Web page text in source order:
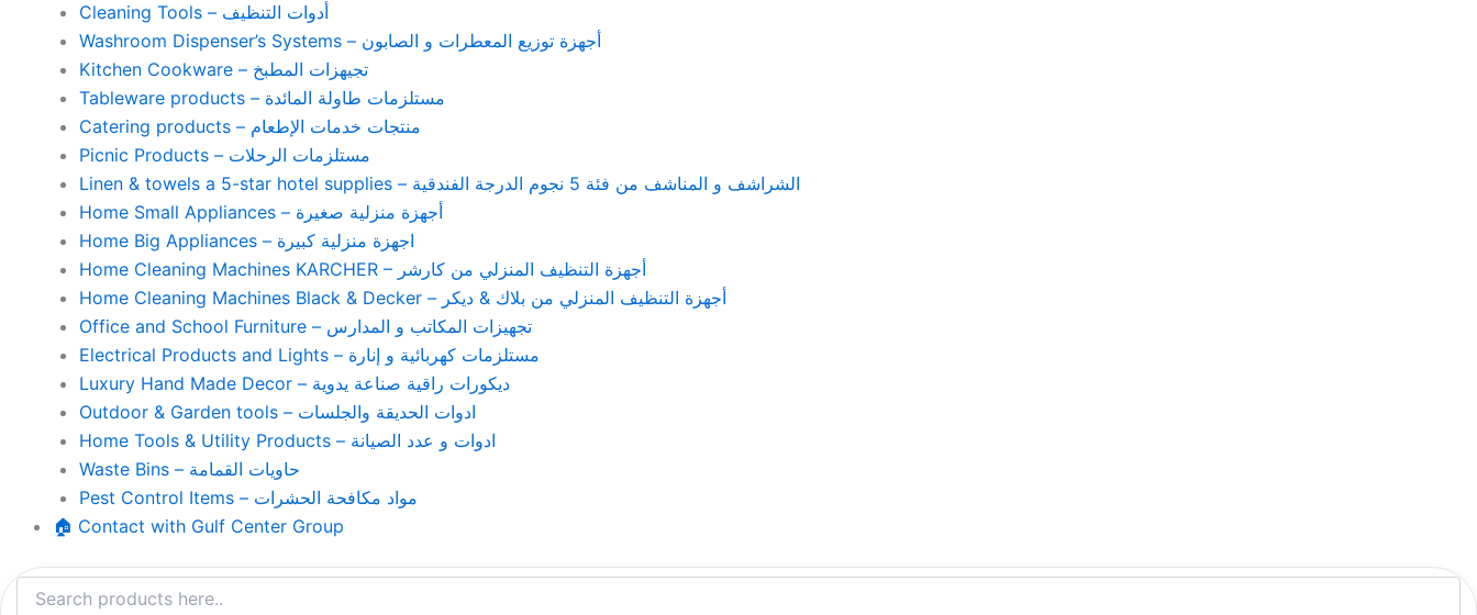
Cleaning Tools – أدوات التنظيف
Washroom Dispenser’s Systems – أجهزة توزيع المعطرات و الصابون
Kitchen Cookware – تجيهزات المطبخ
Tableware products – مستلزمات طاولة المائدة
Catering products – منتجات خدمات الإطعام
Picnic Products – مستلزمات الرحلات
Linen & towels a 5-star hotel supplies – الشراشف و المناشف من فئة 5 نجوم الدرجة الفندقية
Home Small Appliances – أجهزة منزلية صغيرة
Home Big Appliances – اجهزة منزلية كبيرة
Home Cleaning Machines KARCHER – أجهزة التنظيف المنزلي من كارشر
Home Cleaning Machines Black & Decker – أجهزة التنظيف المنزلي من بلاك & ديكر
Office and School Furniture – تجهيزات المكاتب و المدارس
Electrical Products and Lights – مستلزمات كهربائية و إنارة
Luxury Hand Made Decor – ديكورات راقية صناعة يدوية
Outdoor & Garden tools – ادوات الحديقة والجلسات
Home Tools & Utility Products – ادوات و عدد الصيانة
Waste Bins – حاويات القمامة
Pest Control Items – مواد مكافحة الحشرات
🏠 Contact with Gulf Center Group